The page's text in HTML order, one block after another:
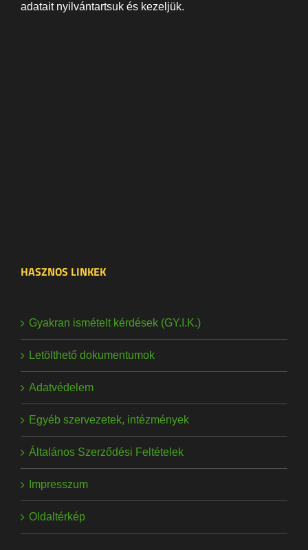
adatait nyilvántartsuk és kezeljük.
HASZNOS LINKEK
Gyakran ismételt kérdések (GY.I.K.)
Letölthető dokumentumok
Adatvédelem
Egyéb szervezetek, intézmények
Általános Szerződési Feltételek
Impresszum
Oldaltérkép